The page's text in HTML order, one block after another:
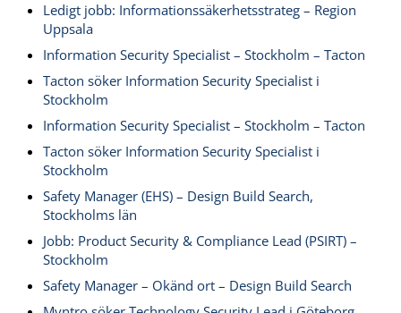
Ledigt jobb: Informationssäkerhetsstrateg – Region
Uppsala
Information Security Specialist – Stockholm – Tacton
Tacton söker Information Security Specialist i
Stockholm
Information Security Specialist – Stockholm – Tacton
Tacton söker Information Security Specialist i
Stockholm
Safety Manager (EHS) – Design Build Search,
Stockholms län
Jobb: Product Security & Compliance Lead (PSIRT) –
Stockholm
Safety Manager – Okänd ort – Design Build Search